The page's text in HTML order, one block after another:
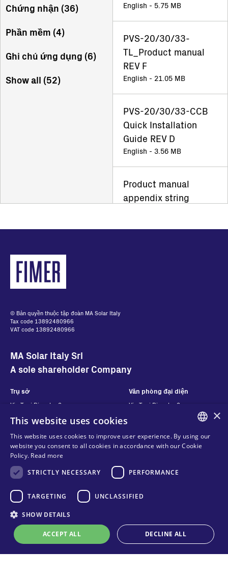
Chứng nhận (36)
Phần mềm (4)
Ghi chú ứng dụng (6)
Show all (52)
English - 5.75 MB
PVS-20/30/33-
TL_Product manual
REV F
English - 21.05 MB
PVS-20/30/33-CCB
Quick Installation
Guide REV D
English - 3.56 MB
Product manual
appendix string
© Bản quyền thuộc tập đoàn MA Solar Italy
Tax code 13892480966
VAT code 13892480966
MA Solar Italy Srl
A sole shareholder Company
Trụ sở
Via Torri Bianche 9
Ý
Via San Giorgio 642
52028, Terranuova Bracciolini (AR)
Ý
Văn phòng đại diện
Via Torri Bianche 9
Hãy liên hệ với chúng
tôi
Hãy liên hệ với chúng tôi
Nơi để mua hàng
Quyền riêng tư
Online technical support
ENGLISH
×
This website uses cookies
This website uses cookies to improve user experience. By using our
website you consent to all cookies in accordance with our Cookie
Policy. Read more
STRICTLY NECESSARY
PERFORMANCE
TARGETING UNCLASSIFIED
SHOW DETAILS
ACCEPT ALL DECLINE ALL